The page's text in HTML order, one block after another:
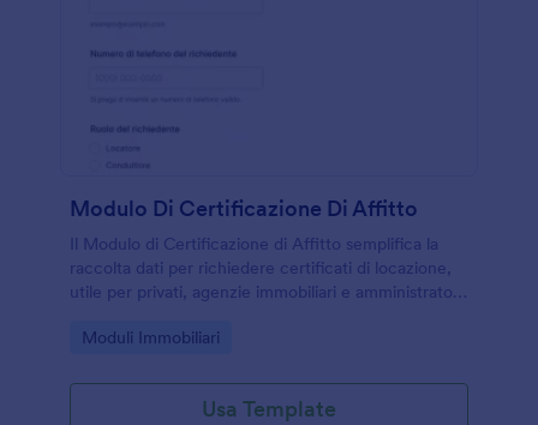
Modulo Di Certificazione Di Affitto
Il Modulo di Certificazione di Affitto semplifica la
raccolta dati per richiedere certificati di locazione,
utile per privati, agenzie immobiliari e amministratori
Go to Category:
Moduli Immobiliari
Usa Template